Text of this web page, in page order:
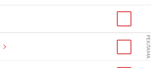
РЕКЛАМА